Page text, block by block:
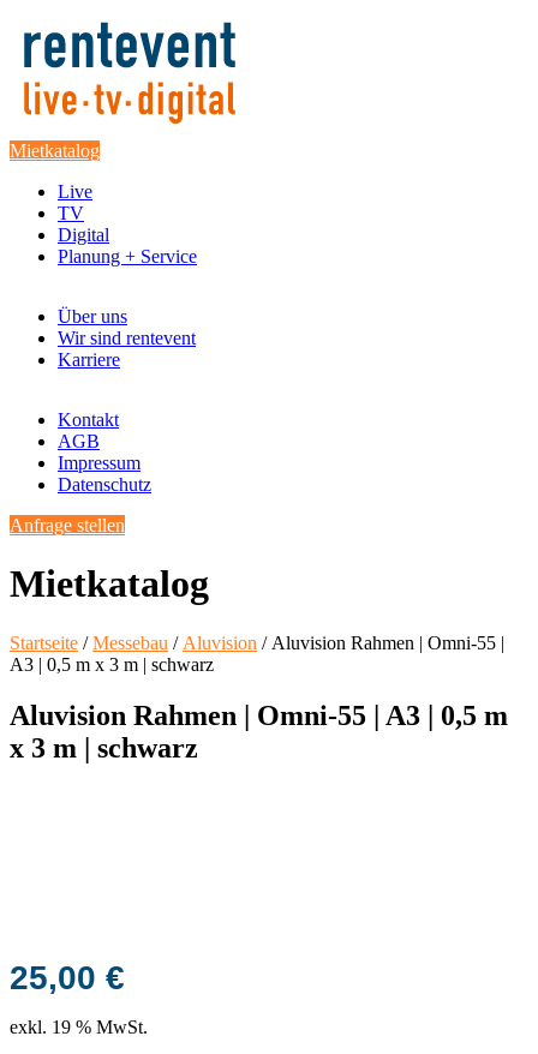
Mietkatalog
Live
TV
Digital
Planung + Service
Über uns
Wir sind rentevent
Karriere
Kontakt
AGB
Impressum
Datenschutz
Anfrage stellen
Mietkatalog
Startseite /Messebau / Aluvision / Aluvision Rahmen | Omni-55 |
A3 | 0,5 m x 3 m | schwarz
Aluvision Rahmen | Omni-55 | A3 | 0,5 m
x 3 m | schwarz
25,00 €
exkl. 19 % MwSt.